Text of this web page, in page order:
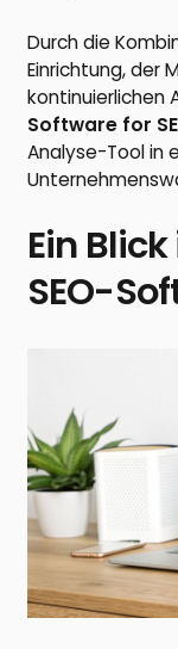
Durch die
Einrichtung, der
kontinuierlichen
Software for
Analyse-Tool in
Ein
SEO-